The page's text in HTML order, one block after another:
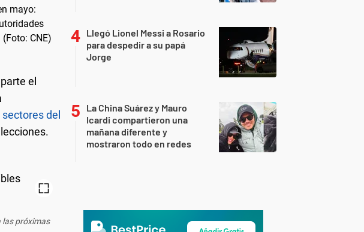
el
sectores del
próximas
Llegó Lionel Messi a Rosario
para despedir a su papá
Jorge
La China Suárez y Mauro
Icardi compartieron una
mañana diferente y
mostraron todo en redes